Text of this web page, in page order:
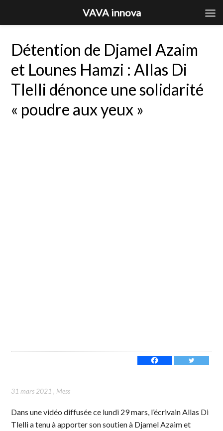
Détention de Djamel Azaim
et Lounes Hamzi : Allas Di
Tlelli dénonce une solidarité
« poudre aux yeux »
31 mars 2021 , Mess
Dans une vidéo diffusée ce lundi 29 mars, l’écrivain Allas Di
Tlelli a tenu à apporter son soutien à Djamel Azaim et
VAVA innova